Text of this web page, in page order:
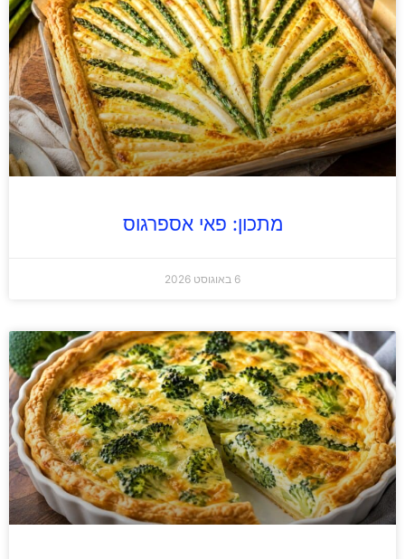
מתכון: פאי אספרגוס
6 באוגוסט 2026